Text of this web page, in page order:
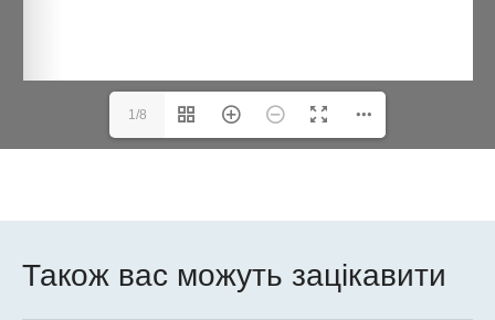
1/8
Також вас можуть зацікавити